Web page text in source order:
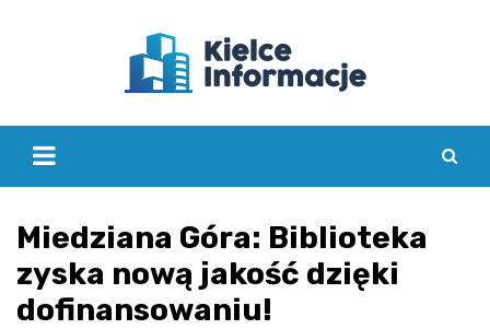
Miedziana Góra: Biblioteka
zyska nową jakość dzięki
dofinansowaniu!